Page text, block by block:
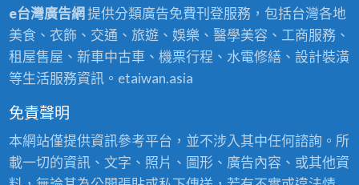
e台灣廣告網提供分類廣告免費刊登服務，包括台灣各地
美食、衣飾、交通、旅遊、娛樂、醫學美容、工商服務、
租屋售屋、新車中古車、機票行程、水電修繕、設計裝潢
等生活服務資訊。etaiwan.asia
免責聲明
本網站僅提供資訊參考平台，並不涉入其中任何諮詢。所
載一切的資訊、文字、照片、圖形、廣告內容、或其他資